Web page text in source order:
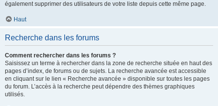
également supprimer des utilisateurs de votre liste depuis cette même page.
Haut
Recherche dans les forums
Comment rechercher dans les forums ?
Saisissez un terme à rechercher dans la zone de recherche située en haut des
pages d’index, de forums ou de sujets. La recherche avancée est accessible
en cliquant sur le lien « Recherche avancée » disponible sur toutes les pages
du forum. L’accès à la recherche peut dépendre des thèmes graphiques
utilisés.